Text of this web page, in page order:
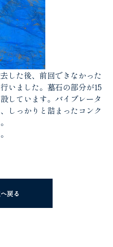
した後、前回できなかった
いました。墓石の部分が15
しています。バイブレータ
しっかりと詰まったコンク
戻る